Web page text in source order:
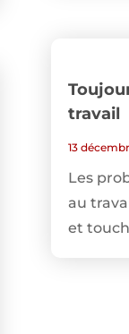
travail
13
Les
au
et